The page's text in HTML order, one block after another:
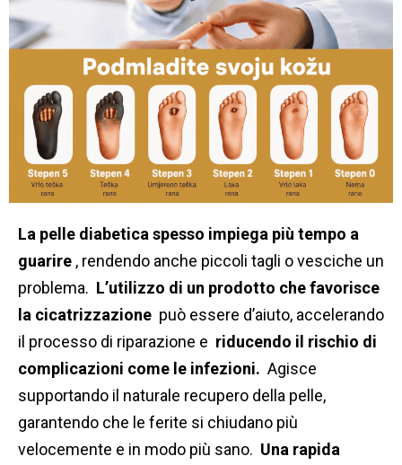
La pelle diabetica spesso impiega più tempo a
guarire , rendendo anche piccoli tagli o vesciche un
problema. L’utilizzo di un prodotto che favorisce
la cicatrizzazione può essere d’aiuto, accelerando
il processo di riparazione e riducendo il rischio di
complicazioni come le infezioni. Agisce
supportando il naturale recupero della pelle,
garantendo che le ferite si chiudano più
velocemente e in modo più sano. Una rapida